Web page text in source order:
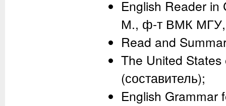
English Reader in
М., ф-т ВМК МГУ,
Read and
The United
(составитель);
English